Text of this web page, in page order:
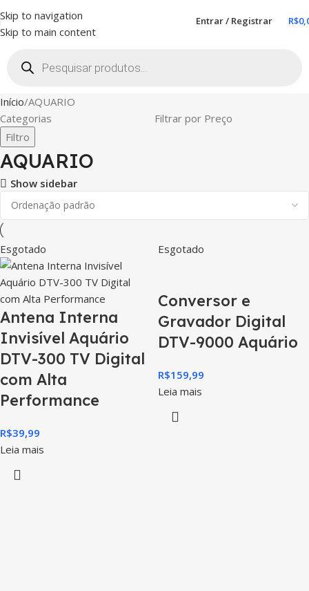
Skip to navigation
Skip to main content
Entrar / Registrar R$
Início AQUARIO
Categorias
Filtrar por Preço
Filtro
AQUARIO
Show sidebar
Esgotado
Antena Interna
Invisível Aquário
DTV-300 TV Digital
com Alta
Performance
R$39,99
Leia mais
Esgotado
Conversor e
Gravador Digital
DTV-9000 Aquário
R$159,99
Leia mais